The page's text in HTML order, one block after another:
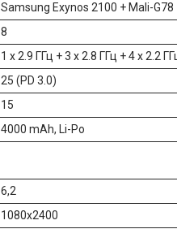
Samsung Exynos 2100 + Mali-G78
8
1 x 2.9 ГГц + 3 x 2.8 ГГц + 4 x 2.2
25 (PD 3.0)
15
4000 mAh, Li-Po
6,2
1080x2400